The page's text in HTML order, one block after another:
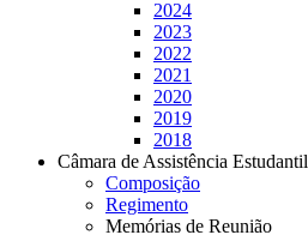
2024
2023
2022
2021
2020
2019
2018
Câmara de Assistência Estudantil
Composição
Regimento
Memórias de Reunião